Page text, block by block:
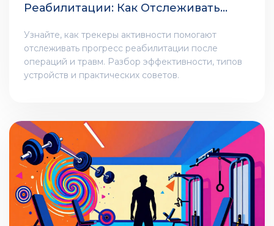
Реабилитации: Как Отслеживать
Узнайте, как трекеры активности помогают
отслеживать прогресс реабилитации после
операций и травм. Разбор эффективности, типов
устройств и практических советов.